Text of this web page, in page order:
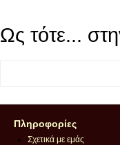
Ως τότε...
Πληροφορίες
Σχετικά με εμάς